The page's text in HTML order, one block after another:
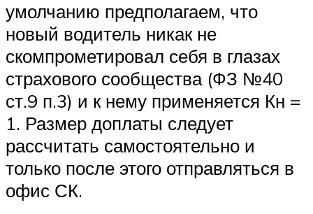
умолчанию предполагаем, что
новый водитель никак не
скомпрометировал себя в глазах
страхового сообщества (ФЗ №40
ст.9 п.3) и к нему применяется Кн =
1. Размер доплаты следует
рассчитать самостоятельно и
только после этого отправляться в
офис СК.